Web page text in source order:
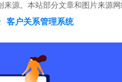
来源。本站部分文章和图片来源
客户关系管理系统